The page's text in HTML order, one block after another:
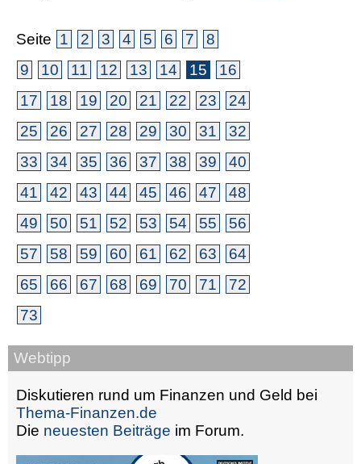
Seite 1 2 3 4 5 6 7
8
9
10 11 12 13 14 15
16
17
18 19 20 21 22 23
24
25
26 27 28 29 30 31
32
33
34 35 36 37 38 39
40
41
42 43 44 45 46 47
48
49
50 51 52 53 54 55
56
57
58 59 60 61 62 63
64
65
66 67 68 69 70 71
72
73
Webtipp
Diskutieren rund um Finanzen und Geld bei
Thema-Finanzen.de
Die neuesten Beiträge im Forum.